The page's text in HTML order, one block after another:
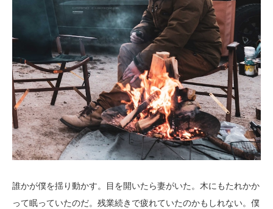
誰かが僕を揺り動かす。目を開いたら妻がいた。木にもたれかか
って眠っていたのだ。残業続きで疲れていたのかもしれない。僕